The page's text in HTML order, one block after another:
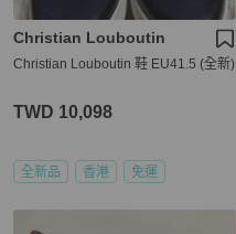
Christian Louboutin
Christian Louboutin 鞋 EU41.5 (全新)
TWD 10,098
全新品 香港 免運